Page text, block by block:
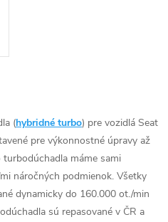
(hybridné turbo) pre vozidlá Seat
pre výkonnostné úpravy až
máme sami
náročných podmienok. Všetky
dynamicky do 160.000 ot./min
sú repasované v ČR a